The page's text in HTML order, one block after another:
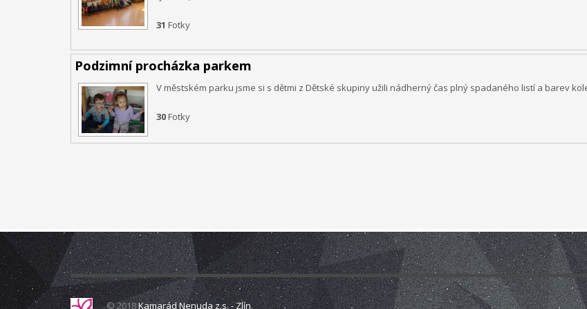
zkvalitnění vztahů v rodině a prostřednictvím rodinného zážitkového odpoledne až ke komplexnímu poradenství, které
multisenzorická místnost Snoezelen, slouží jako inovativní metoda pro sociálně znevýhodněné rodiny, specificky pro
přelomovým trávením volného času dětí i dospělých. Jedná se zároveň o efektivní metodu řešení civilizačních problémů.
hyperaktivita, nedostatečná schopnost soustředění, strach, úzkosti, komunikační a sociální problémy.Místnost
lidské smysly. Otázky, kterými se projekt
mládeže, možnosti rozvoje mládeže pro lepší uplatnění na trhu práce v rámci jednotlivých zemí a EU, interkulturní
(training course), během nějž se setkají pracovníci, kteří pracují s nezaměstnanou mládeží. Shrnou výsledky výměny
s cílovou skupinou. Výměna se uskutečnila 29. 6. – 4. 7. 2015. Training course bude probíhat 23. - 29. 8. 2015. Projekt je
ILTA FOR YOUTH - partnerství v programu Erasmus + Výstupy projektu
s mládeží, na webových stránkách, jež budou sloužit i široké veřejnosti a metodiku shrnující všechny získané
31 Fotky
Podzimní procházka parkem
V městském parku jsme si s dětmi z Dětské skupiny užili nádherný čas plný spadaného listí a barev
30Fotky
© 2018Kamarád Nenuda z.s. - Zlín.